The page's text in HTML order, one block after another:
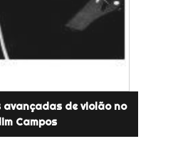
de violão no
Campos